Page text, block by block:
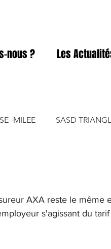
nous ? Les
-MILEE SASD
AXA reste le même
s'agissant du tarif